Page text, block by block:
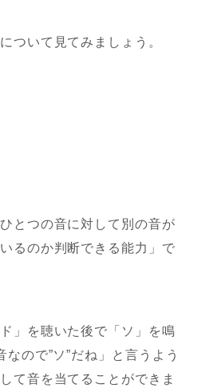
ついて見てみましょう。
とつの音に対して別の音が
るのか判断できる能力」で
」を聴いた後で「ソ」を鳴
ので”ソ”だね」と言うよう
て音を当てることができま